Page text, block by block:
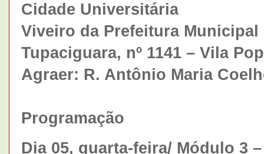
Cidade Universitária
Viveiro da Prefeitura Municipal
Tupaciguara, nº 1141 – Vila
Agraer: R. Antônio Maria
Programação
Dia 05, quarta-feira/ Módulo 3